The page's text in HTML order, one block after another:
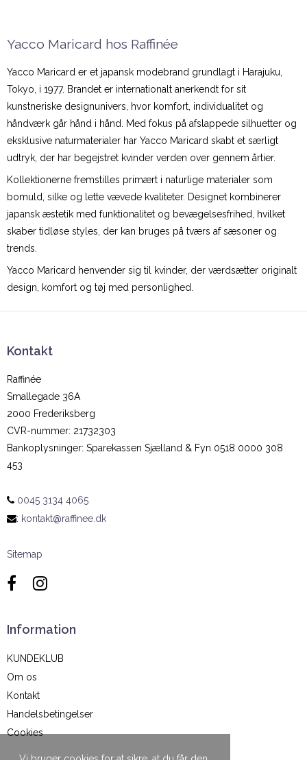
Yacco Maricard hos Raffinée
Yacco Maricard er et japansk modebrand grundlagt i Harajuku,
Tokyo, i 1977. Brandet er internationalt anerkendt for sit
kunstneriske designunivers, hvor komfort, individualitet og
håndværk går hånd i hånd. Med fokus på afslappede silhuetter og
eksklusive naturmaterialer har Yacco Maricard skabt et særligt
udtryk, der har begejstret kvinder verden over gennem årtier.
Kollektionerne fremstilles primært i naturlige materialer som
bomuld, silke og lette vævede kvaliteter. Designet kombinerer
japansk æstetik med funktionalitet og bevægelsesfrihed, hvilket
skaber tidløse styles, der kan bruges på tværs af sæsoner og
trends.
Yacco Maricard henvender sig til kvinder, der værdsætter originalt
design, komfort og tøj med personlighed.
Kontakt
Raffinée
Smallegade 36A
2000 Frederiksberg
CVR-nummer: 21732303
Bankoplysninger: Sparekassen Sjælland & Fyn 0518 0000 308
453
0045 3134 4065
: kontakt@raffinee.dk
Sitemap
Information
KUNDEKLUB
Om os
Kontakt
Handelsbetingelser
Cookies